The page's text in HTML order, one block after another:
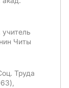
учитель
Читы
Труда